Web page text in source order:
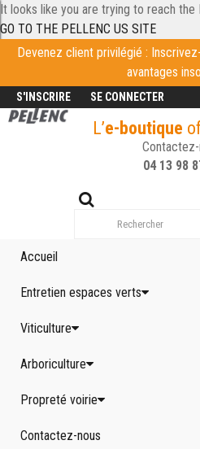
It looks like you are trying to reach the
GO TO THE PELLENC US SITE
Devenez client privilégié :
avantages
S'INSCRIRE SE CONNECTER
L’e-boutique
04 13 98
Accueil
Entretien espaces verts
Viticulture
Arboriculture
Propreté voirie
Contactez-nous